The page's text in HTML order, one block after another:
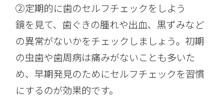
②定期的に歯のセルフチェックをしよう
鏡を見て、歯ぐきの腫れや出血、黒ずみなど
の異常がないかをチェックしましょう。初期
の虫歯や歯周病は痛みがないことも多いた
め、早期発見のためにセルフチェックを習慣
にするのが効果的です。